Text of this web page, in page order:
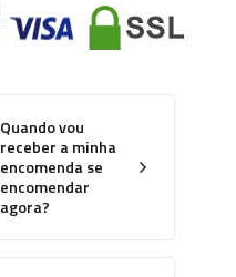
Quando vou
receber a minha
encomenda se
encomendar
agora?